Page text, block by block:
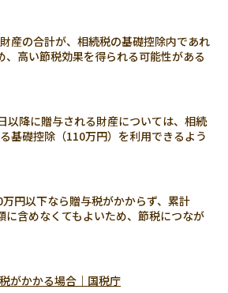
産の合計が、相続税の基礎控除内であれ
、高い節税効果を得られる可能性がある
以降に贈与される財産については、相続
基礎控除（110万円）を利用できるよう
円以下なら贈与税がかからず、累計
に含めなくてもよいため、節税につなが
がかかる場合｜国税庁